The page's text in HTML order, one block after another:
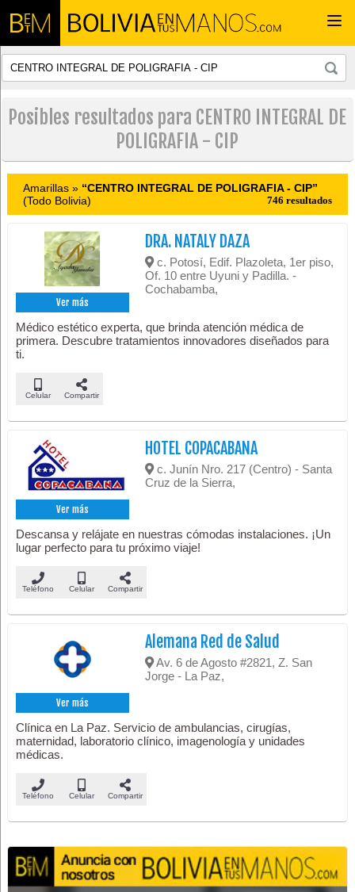
Posibles resultados para CENTRO INTEGRAL DE
POLIGRAFIA - CIP
Amarillas » “CENTRO INTEGRAL DE POLIGRAFIA - CIP”
(Todo Bolivia)
746 resultados
Ver más
DRA. NATALY DAZA
c. Potosí, Edif. Plazoleta, 1er piso,
Of. 10 entre Uyuni y Padilla. -
Cochabamba,
Médico estético experta, que brinda atención médica de
primera. Descubre tratamientos innovadores diseñados para
ti.
Celular Compartir
Ver más
HOTEL COPACABANA
c. Junín Nro. 217 (Centro) - Santa
Cruz de la Sierra,
Descansa y relájate en nuestras cómodas instalaciones. ¡Un
lugar perfecto para tu próximo viaje!
Teléfono Celular Compartir
Ver más
Alemana Red de Salud
Av. 6 de Agosto #2821, Z. San
Jorge - La Paz,
Clínica en La Paz. Servicio de ambulancias, cirugías,
maternidad, laboratorio clínico, imagenología y unidades
médicas.
Teléfono Celular Compartir